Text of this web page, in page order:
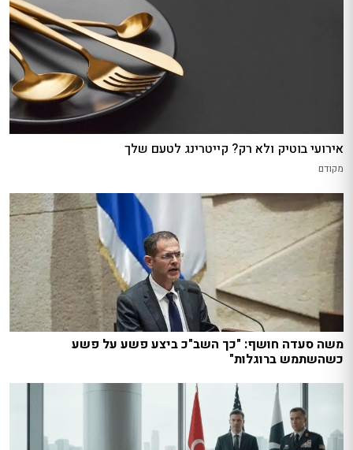
אירועי בוטיק ולא רק? קייטרינג לטעם שלך
מקודם
משה סעדה חושף: "כך השב"כ ביצע פשע על פשע
כשהשתמש ברוגלות"